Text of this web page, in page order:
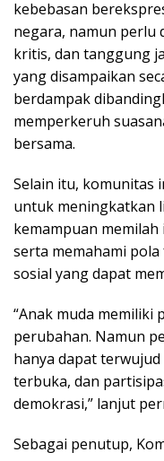
kebebasan
negara, namun perlu
kritis, dan tanggung
yang disampaikan
berdampak
memperkeruh
bersama.
Selain itu, komunitas
untuk meningkatkan
kemampuan
serta memahami
sosial yang dapat
“Anak muda memiliki
perubahan. Namun
hanya dapat
terbuka, dan
demokrasi,” lanjut
Sebagai penutup,